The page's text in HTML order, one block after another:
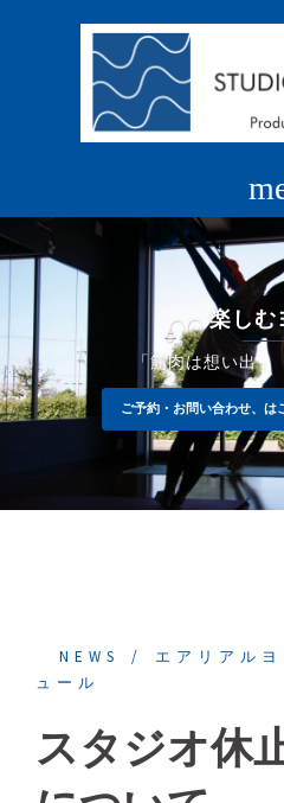
キ
楽しむ
「筋肉は想い出」
ご予約・お問い合わせ、は
NEWS
エアリアル
ュール
スタジオ休